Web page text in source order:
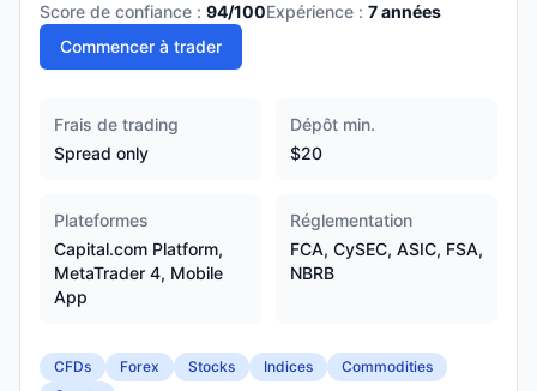
Score de confiance : 94/100Expérience : 7années
Commencer à trader
Frais de trading
Spread only
Dépôt min.
$20
Plateformes
Capital.com Platform,
MetaTrader 4, Mobile
App
Réglementation
FCA, CySEC, ASIC, FSA,
NBRB
CFDs Forex Stocks Indices
Commodities